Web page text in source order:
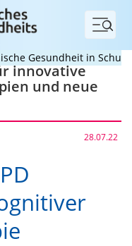
Menü
Gesundheit in Schule
innovative
und neue
28.07.22